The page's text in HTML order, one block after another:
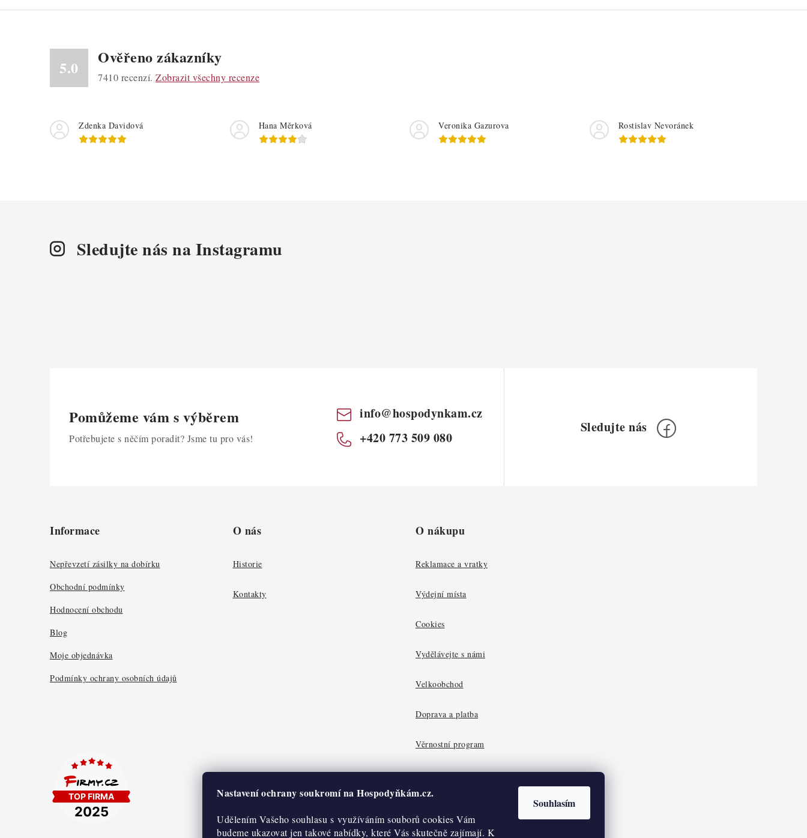
Nastavení ochrany soukromí na Hospodyňkám.cz.
Udělením Vašeho souhlasu s využíváním souborů cookies Vám
budeme ukazovat jen takové nabídky, které Vás skutečně zajímají. K
Souhlasím
5.0
Ověřeno zákazníky
7410 recenzí. Zobrazit všechny recenze
Zdenka Davidová Hana Měrková Veronika Gazurova Rostislav Nevoránek
Sledujte nás na Instagramu
Pomůžeme vám s výběrem
Potřebujete s něčím poradit? Jsme tu pro vás!
info@hospodynkam.cz
+420 773 509 080
Informace
Nepřevzetí zásilky na dobírku
Obchodní podmínky
Hodnocení obchodu
Blog
Moje objednávka
Podmínky ochrany osobních údajů
O nás
Historie
Kontakty
O nákupu
Reklamace a vratky
Výdejní místa
Cookies
Vydělávejte s námi
Velkoobchod
Doprava a platba
Věrnostní program